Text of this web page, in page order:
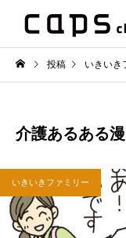
投稿 いきいき
介護あるある
いきいきファミリー